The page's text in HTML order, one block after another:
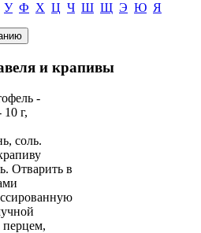
У Ф Х Ц Ч Ш Щ Э Ю Я
и крапивы
-
г,
соль.
Отварить в